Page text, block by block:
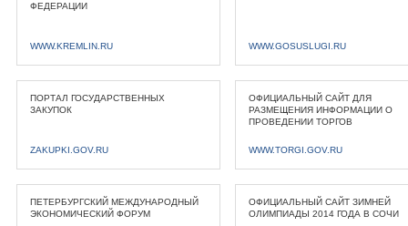
ФЕДЕРАЦИИ
WWW.KREMLIN.RU WWW.GOSUSLUGI.RU
ПОРТАЛ ГОСУДАРСТВЕННЫХ
ЗАКУПОК
ZAKUPKI.GOV.RU
ОФИЦИАЛЬНЫЙ САЙТ ДЛЯ
РАЗМЕЩЕНИЯ ИНФОРМАЦИИ О
ПРОВЕДЕНИИ ТОРГОВ
WWW.TORGI.GOV.RU
ПЕТЕРБУРГСКИЙ МЕЖДУНАРОДНЫЙ
ЭКОНОМИЧЕСКИЙ ФОРУМ
ОФИЦИАЛЬНЫЙ САЙТ ЗИМНЕЙ
ОЛИМПИАДЫ 2014 ГОДА В СОЧИ